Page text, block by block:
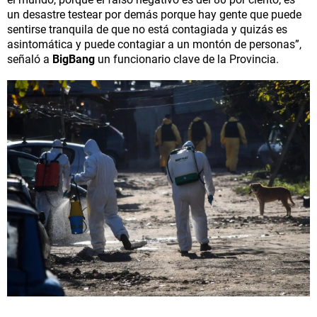
un desastre testear por demás porque hay gente que puede
sentirse tranquila de que no está contagiada y quizás es
asintomática y puede contagiar a un montón de personas”,
señaló a BigBang un funcionario clave de la Provincia.